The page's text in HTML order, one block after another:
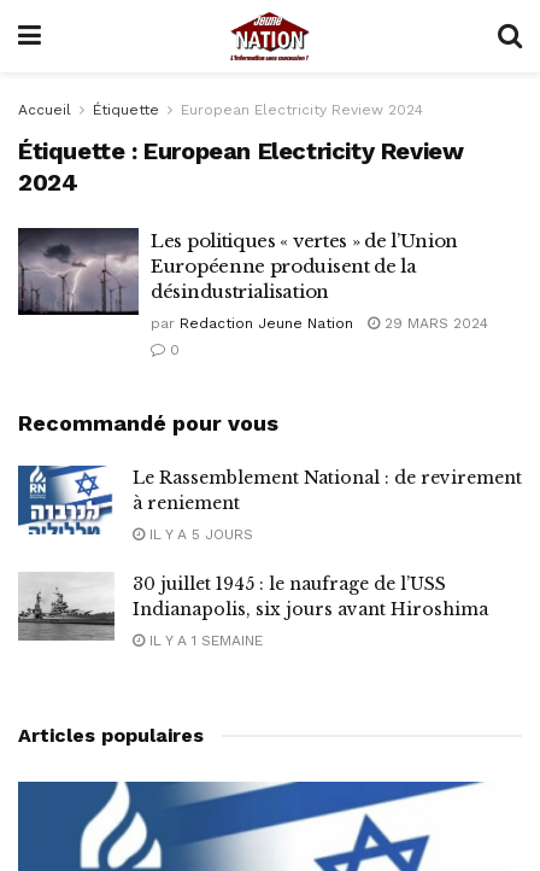
Accueil Étiquette European Electricity Review 2024
Étiquette : European Electricity Review
2024
Les politiques « vertes » de l’Union
Européenne produisent de la
désindustrialisation
par Redaction Jeune Nation
29 MARS 2024
0
Recommandé pour vous
Le Rassemblement National : de revirement
à reniement
IL Y A 5 JOURS
30 juillet 1945 : le naufrage de l’USS
Indianapolis, six jours avant Hiroshima
IL Y A 1 SEMAINE
Articles populaires